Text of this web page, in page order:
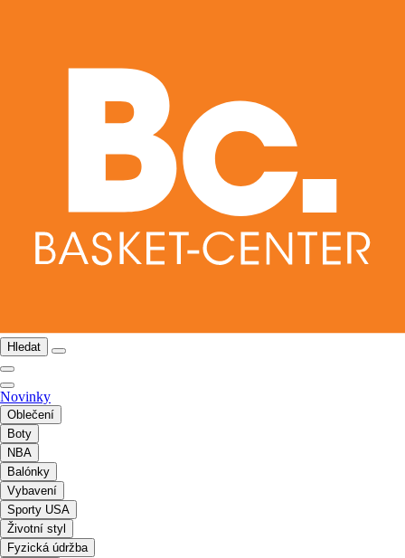
Hledat
Novinky
Oblečení
Boty
NBA
Balónky
Vybavení
Sporty USA
Životní styl
Fyzická údržba